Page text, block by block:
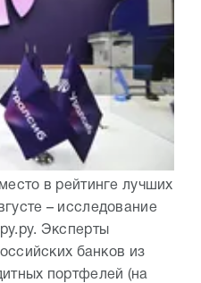
в рейтинге лучших
– исследование
Эксперты
банков из
портфелей (на